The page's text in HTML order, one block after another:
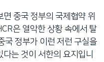
중국 정부의 국제협약 위
은 열악한 상황 속에서 탈
국 정부가 이런 저런 구실을
는 것이 서한의 요지입니